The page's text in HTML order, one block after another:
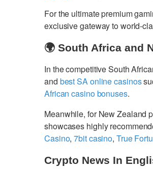
For the ultimate premium
exclusive gateway to world-
🌍 South Africa and
In the competitive South
and best SA online casinos
African casino bonuses.
Meanwhile, for New Zealand
showcases highly
Casino,7bit casino, True
Crypto News In